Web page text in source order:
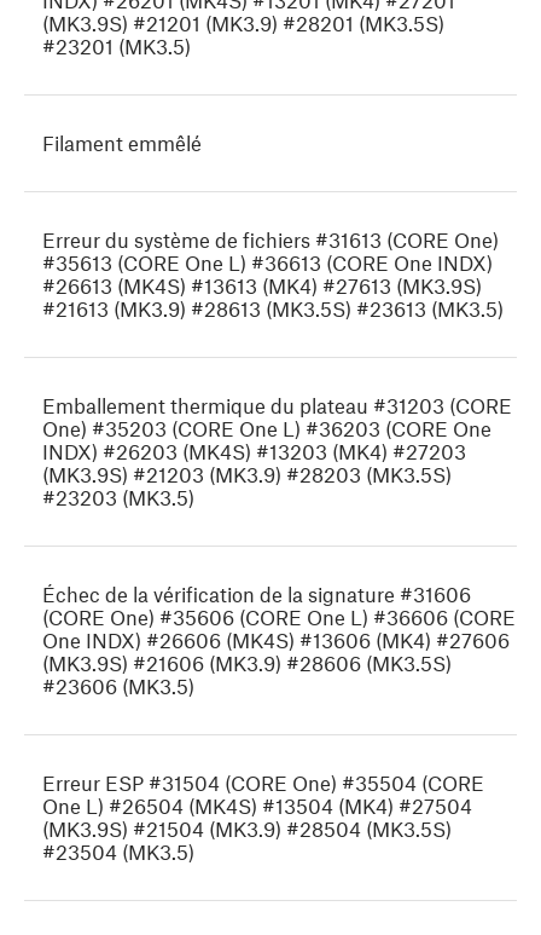
(MK3.9S) #21201 (MK3.9) #28201 (MK3.5S)
#23201 (MK3.5)
Filament emmêlé
Erreur du système de fichiers #31613 (CORE One)
#35613 (CORE One L) #36613 (CORE One INDX)
#26613 (MK4S) #13613 (MK4) #27613 (MK3.9S)
#21613 (MK3.9) #28613 (MK3.5S) #23613 (MK3.5)
Emballement thermique du plateau #31203 (CORE
One) #35203 (CORE One L) #36203 (CORE One
INDX) #26203 (MK4S) #13203 (MK4) #27203
(MK3.9S) #21203 (MK3.9) #28203 (MK3.5S)
#23203 (MK3.5)
Échec de la vérification de la signature #31606
(CORE One) #35606 (CORE One L) #36606 (CORE
One INDX) #26606 (MK4S) #13606 (MK4) #27606
(MK3.9S) #21606 (MK3.9) #28606 (MK3.5S)
#23606 (MK3.5)
Erreur ESP #31504 (CORE One) #35504 (CORE
One L) #26504 (MK4S) #13504 (MK4) #27504
(MK3.9S) #21504 (MK3.9) #28504 (MK3.5S)
#23504 (MK3.5)